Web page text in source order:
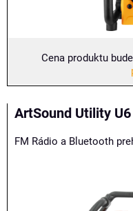
Cena produktu
ArtSound Utility
FM Rádio a Bluetooth